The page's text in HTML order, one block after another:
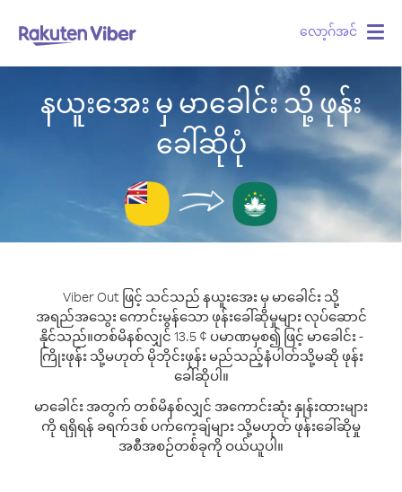
လော့ဂ်အင်
နယူးအေး မှ မာခေါင်း သို့ ဖုန်း
ခေါ်ဆိုပုံ
Viber Out ဖြင့် သင်သည် နယူးအေး မှ မာခေါင်း သို့
အရည်အသွေး ကောင်းမွန်သော ဖုန်းခေါ်ဆိုမှုများ လုပ်ဆောင်
နိုင်သည်။တစ်မိနစ်လျှင် 13.5 ¢ ပမာဏမှစ၍ ဖြင့် မာခေါင်း -
ကြိုးဖုန်း သို့မဟုတ် မိုဘိုင်းဖုန်း မည်သည့်နံပါတ်သို့မဆို ဖုန်း
ခေါ်ဆိုပါ။
မာခေါင်း အတွက် တစ်မိနစ်လျှင် အကောင်းဆုံး နှုန်းထားများ
ကို ရရှိရန် ခရက်ဒစ် ပက်ကေ့ချ်များ သို့မဟုတ် ဖုန်းခေါ်ဆိုမှု
အစီအစဉ်တစ်ခုကို ဝယ်ယူပါ။